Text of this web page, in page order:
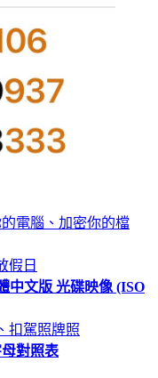
電腦、加密你的檔
假日
中文版 光碟映像 (ISO
扣駕照牌照
對照表